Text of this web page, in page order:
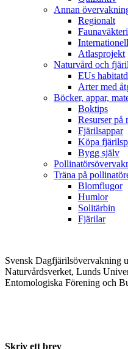
Annan
Regionalt
Faunaväkteri
Atlasprojekt
Naturvård och
EUs
Arter med
Böcker, appar,
Boktips
Resurser på
Fjärilsappar
Köpa
Bygg själv
Träna på
Blomflugor
Humlor
Solitärbin
Fjärilar
Svensk Dagfjärilsövervakning
Naturvårdsverket, Lunds
Entomologiska Förening och
Skriv ett brev